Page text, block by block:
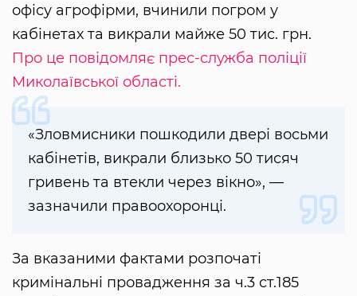
офісу агрофірми, вчинили погром у
кабінетах та викрали майже 50 тис. грн.
Про це повідомляє прес-служба поліції
Миколаївської області.
«Зловмисники пошкодили двері восьми
кабінетів, викрали близько 50 тисяч
гривень та втекли через вікно», —
зазначили правоохоронці.
За вказаними фактами розпочаті
кримінальні провадження за ч.3 ст.185